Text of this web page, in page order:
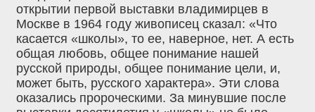
открытии первой выставки владимирцев в
Москве в 1964 году живописец сказал: «Что
касается «школы», то ее, наверное, нет. А есть
общая любовь, общее понимание нашей
русской природы, общее понимание цели, и,
может быть, русского характера». Эти слова
оказались пророческими. За минувшие после